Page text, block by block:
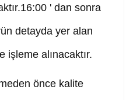
' dan sonra
detayda yer alan
işleme alınacaktır.
önce kalite